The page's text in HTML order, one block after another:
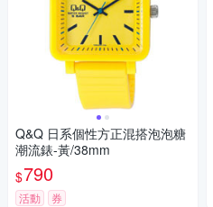
Q&Q 日系個性方正混搭泡泡糖
潮流錶-黃/38mm
$790
活動 券